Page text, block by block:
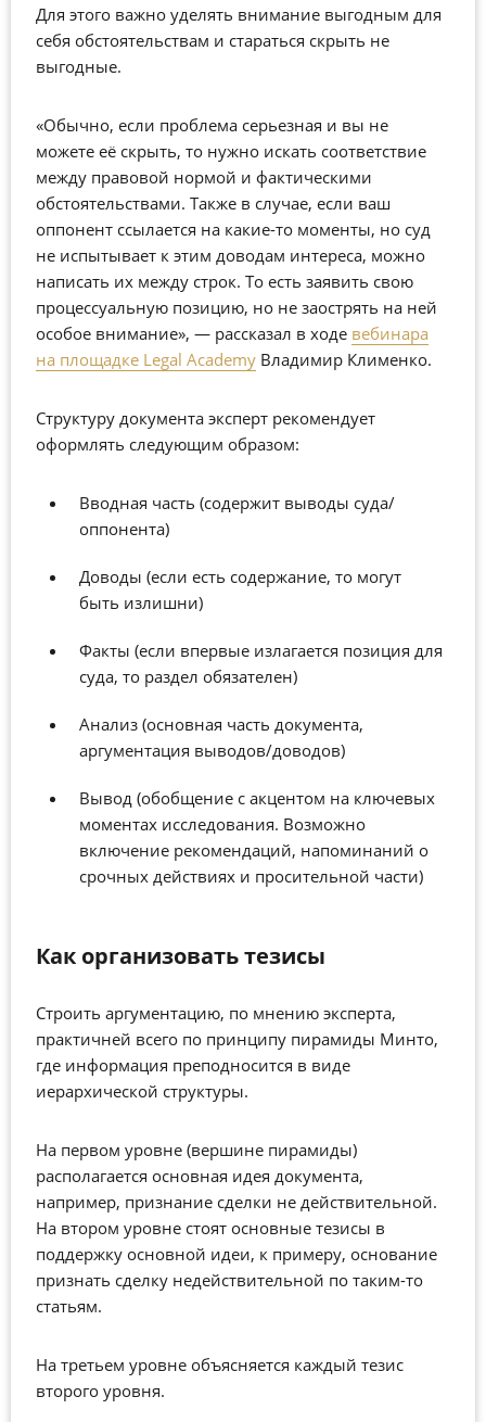
Для этого важно уделять внимание выгодным для
себя обстоятельствам и стараться скрыть не
выгодные.
«Обычно, если проблема серьезная и вы не
можете её скрыть, то нужно искать соответствие
между правовой нормой и фактическими
обстоятельствами. Также в случае, если ваш
оппонент ссылается на какие-то моменты, но суд
не испытывает к этим доводам интереса, можно
написать их между строк. То есть заявить свою
процессуальную позицию, но не заострять на ней
особое внимание», — рассказал в ходе вебинара
на площадке Legal Academy Владимир Клименко.
Структуру документа эксперт рекомендует
оформлять следующим образом:
Вводная часть (содержит выводы суда/
оппонента)
Доводы (если есть содержание, то могут
быть излишни)
Факты (если впервые излагается позиция для
суда, то раздел обязателен)
Анализ (основная часть документа,
аргументация выводов/доводов)
Вывод (обобщение с акцентом на ключевых
моментах исследования. Возможно
включение рекомендаций, напоминаний о
срочных действиях и просительной части)
Как организовать тезисы
Строить аргументацию, по мнению эксперта,
практичней всего по принципу пирамиды Минто,
где информация преподносится в виде
иерархической структуры.
На первом уровне (вершине пирамиды)
располагается основная идея документа,
например, признание сделки не действительной.
На втором уровне стоят основные тезисы в
поддержку основной идеи, к примеру, основание
признать сделку недействительной по таким-то
статьям.
На третьем уровне объясняется каждый тезис
второго уровня.